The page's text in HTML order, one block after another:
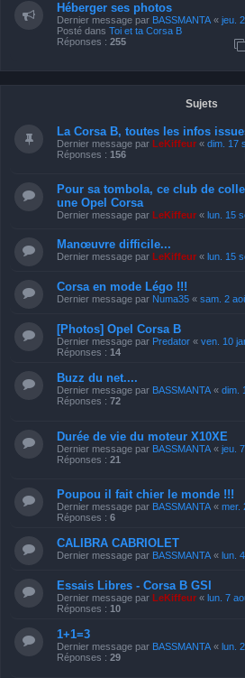
Héberger ses photos
Dernier message par BASSMANTA « jeu.
Posté dans Toi et ta Corsa B
Réponses : 255
Sujets
La Corsa B, toutes les infos
Dernier message par LeKiffeur « dim. 17
Réponses : 156
Pour sa tombola, ce club de
une Opel Corsa
Dernier message par LeKiffeur « lun. 15
Manœuvre difficile...
Dernier message par LeKiffeur « lun. 15
Corsa en mode Légo !!!
Dernier message par Numa35 « sam. 2
[Photos] Opel Corsa B
Dernier message par Predator « ven. 10
Réponses : 14
Buzz du net....
Dernier message par BASSMANTA « dim.
Réponses : 72
Durée de vie du moteur X10XE
Dernier message par BASSMANTA « jeu.
Réponses : 21
Poupou il fait chier le monde !!!
Dernier message par BASSMANTA « mer.
Réponses : 6
CALIBRA CABRIOLET
Dernier message par BASSMANTA « lun.
Essais Libres - Corsa B GSI
Dernier message par LeKiffeur « lun. 7
Réponses : 10
1+1=3
Dernier message par BASSMANTA « lun.
Réponses : 29